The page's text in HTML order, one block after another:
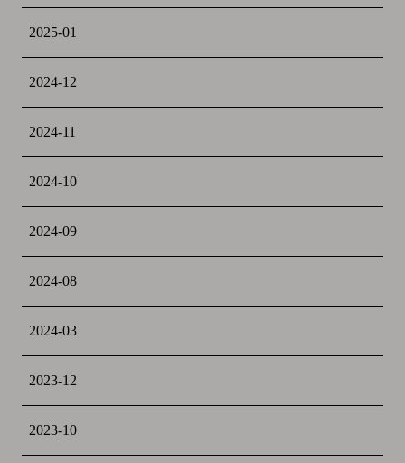
2025-01
2024-12
2024-11
2024-10
2024-09
2024-08
2024-03
2023-12
2023-10